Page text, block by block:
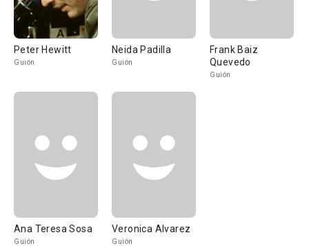
Peter Hewitt
Guión
Neida Padilla
Guión
Frank Baiz
Quevedo
Guión
Ana Teresa Sosa
Guión
Veronica Alvarez
Guión